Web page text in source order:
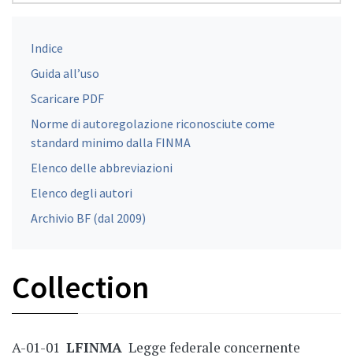
Collection
A-01-01 LFINMA Legge federale concernente
Indice
Guida all’uso
Scaricare PDF
Norme di autoregolazione riconosciute come
standard minimo dalla FINMA
Elenco delle abbreviazioni
Elenco degli autori
Archivio BF (dal 2009)